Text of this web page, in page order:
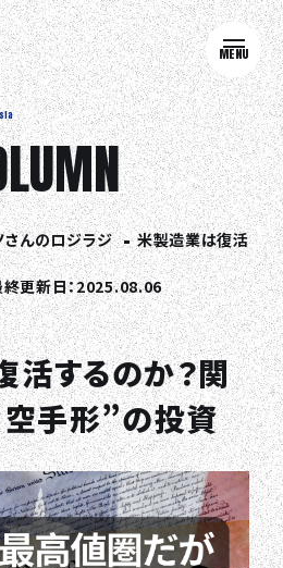
MENU
さんのロジラジ 米製造業は復活す
更新日：2025.08.06
活するのか？関
手形”の投資